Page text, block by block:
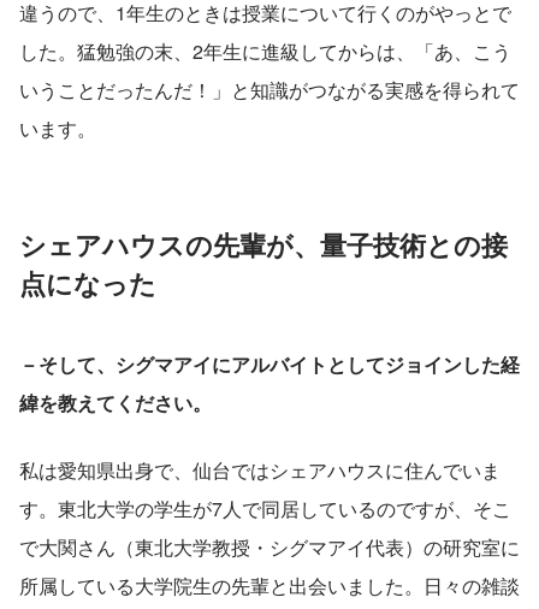
違うので、1年生のときは授業について行くのがやっとで
した。猛勉強の末、2年生に進級してからは、「あ、こう
いうことだったんだ！」と知識がつながる実感を得られて
います。
シェアハウスの先輩が、量子技術との接
点になった
－そして、シグマアイにアルバイトとしてジョインした経
緯を教えてください。
私は愛知県出身で、仙台ではシェアハウスに住んでいま
す。東北大学の学生が7人で同居しているのですが、そこ
で大関さん（東北大学教授・シグマアイ代表）の研究室に
所属している大学院生の先輩と出会いました。日々の雑談